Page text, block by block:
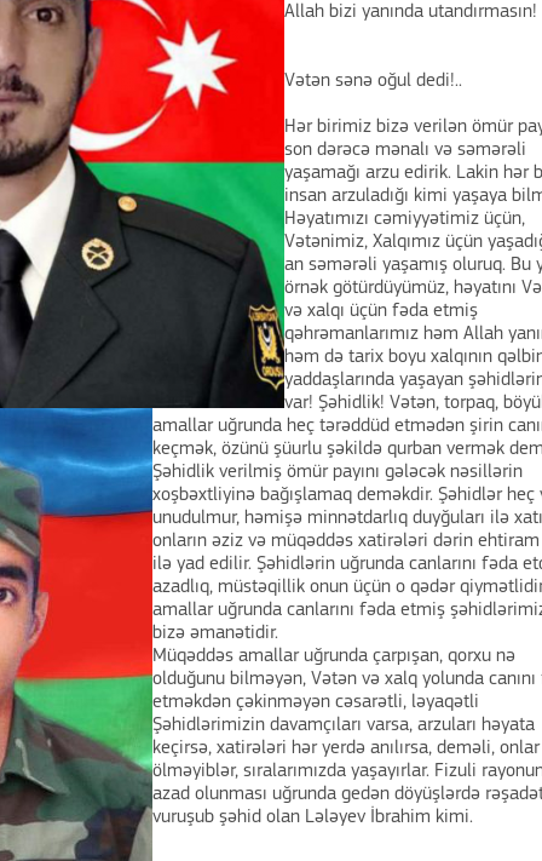
Allah bizi yanında utandırmasın!
Vətən sənə oğul dedi!..
Hər birimiz bizə verilən ömür
son dərəcə mənalı və səmərəli
yaşamağı arzu edirik. Lakin hər
insan arzuladığı kimi yaşaya
Həyatımızı cəmiyyətimiz üçün,
Vətənimiz, Xalqımız üçün
an səmərəli yaşamış oluruq. Bu
örnək götürdüyümüz, həyatını
və xalqı üçün fəda etmiş
qəhrəmanlarımız həm Allah
həm də tarix boyu xalqının
yaddaşlarında yaşayan
var! Şəhidlik! Vətən, torpaq,
amallar uğrunda heç tərəddüd etmədən şirin
keçmək, özünü şüurlu şəkildə qurban vermək
Şəhidlik verilmiş ömür payını gələcək nəsillərin
xoşbəxtliyinə bağışlamaq deməkdir. Şəhidlər heç
unudulmur, həmişə minnətdarlıq duyğuları ilə
onların əziz və müqəddəs xatirələri dərin
ilə yad edilir. Şəhidlərin uğrunda canlarını fəda
azadlıq, müstəqillik onun üçün o qədər
amallar uğrunda canlarını fəda etmiş
bizə əmanətidir.
Müqəddəs amallar uğrunda çarpışan, qorxu nə
olduğunu bilməyən, Vətən və xalq yolunda
etməkdən çəkinməyən cəsarətli, ləyaqətli
Şəhidlərimizin davamçıları varsa, arzuları həyata
keçirsə, xatirələri hər yerdə anılırsa, deməli, onlar
ölməyiblər, sıralarımızda yaşayırlar. Fizuli
azad olunması uğrunda gedən döyüşlərdə
vuruşub şəhid olan Lələyev İbrahim kimi.